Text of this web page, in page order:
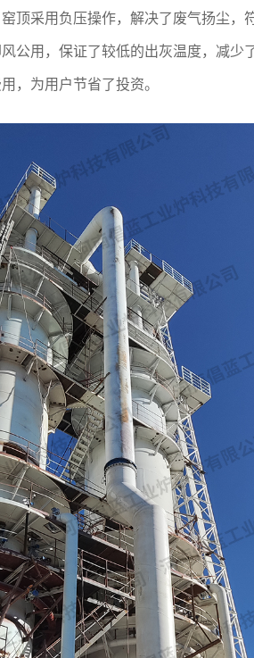
顶采用负压操作，解决了废气扬尘，
公用，保证了较低的出灰温度，减少
，为用户节省了投资。